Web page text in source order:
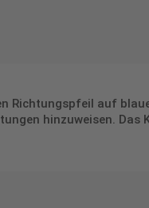
Richtungspfeil auf
hinzuweisen.